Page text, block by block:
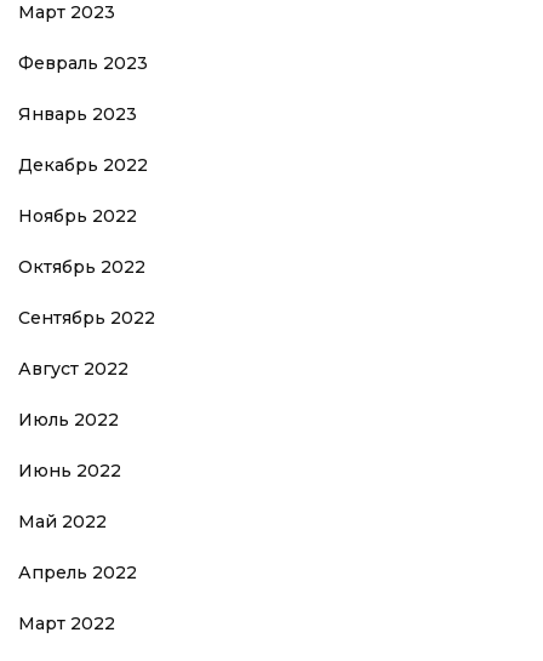
Март 2023
Февраль 2023
Январь 2023
Декабрь 2022
Ноябрь 2022
Октябрь 2022
Сентябрь 2022
Август 2022
Июль 2022
Июнь 2022
Май 2022
Апрель 2022
Март 2022